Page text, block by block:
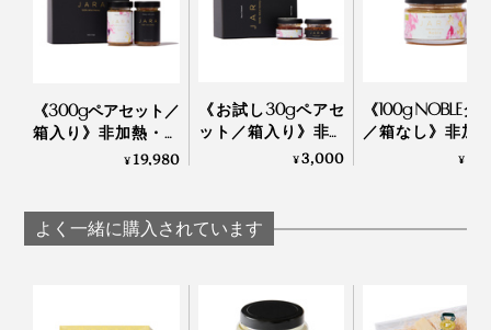
《300gペアセット／
箱入り》非加熱・無
濾過 世界最古の採
チミツ｜JARA Honey
¥19,980
《お試し30gペアセ
ット／箱入り》非加
熱・無濾過 世界最
希少ハチミツ｜JARA
Honey
¥3,000
《100g NOBLEタ
／箱なし》非加
無濾過 世界最
¥
よく一緒に購入されています